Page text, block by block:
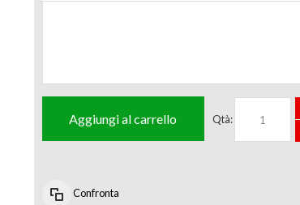
Qtà:
Aggiungi al carrello
Confronta